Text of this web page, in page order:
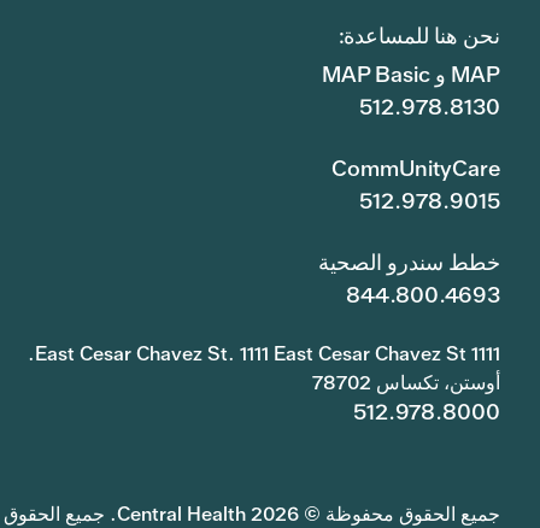
نحن هنا للمساعدة:
MAP و MAP Basic
512.978.8130
CommUnityCare
512.978.9015
خطط سندرو الصحية
844.800.4693
1111 East Cesar Chavez St. 1111 East Cesar Chavez St.
أوستن، تكساس 78702
512.978.8000
جميع الحقوق محفوظة © 2026 Central Health. جميع الحقوق